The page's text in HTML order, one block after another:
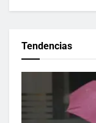
Tendencias